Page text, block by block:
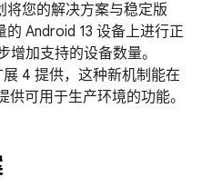
您的解决方案与稳定版
Android 13 设备上进行正
加支持的设备数量。
4 提供，这种新机制能在
可用于生产环境的功能。